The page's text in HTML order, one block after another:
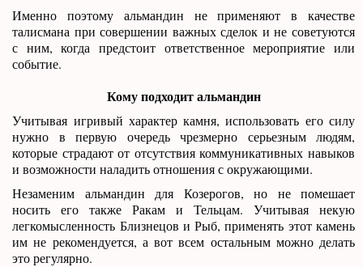
Именно поэтому альмандин не применяют в качестве
талисмана при совершении важных сделок и не советуются
с ним, когда предстоит ответственное мероприятие или
событие.
Кому подходит альмандин
Учитывая игривый характер камня, использовать его силу
нужно в первую очередь чрезмерно серьезным людям,
которые страдают от отсутствия коммуникативных навыков
и возможности наладить отношения с окружающими.
Незаменим альмандин для Козерогов, но не помешает
носить его также Ракам и Тельцам. Учитывая некую
легкомысленность Близнецов и Рыб, применять этот камень
им не рекомендуется, а вот всем остальным можно делать
это регулярно.